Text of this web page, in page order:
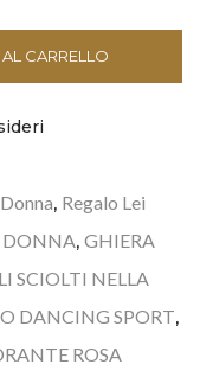
CARRELLO
, Regalo Lei
DONNA, GHIERA
SCIOLTI NELLA
DANCING SPORT,
ROSA